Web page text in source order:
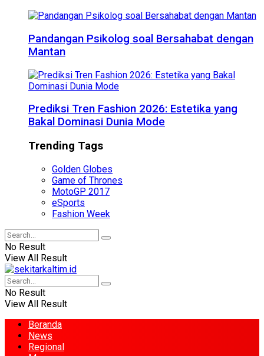
Pandangan Psikolog soal Bersahabat dengan
Mantan
Prediksi Tren Fashion 2026: Estetika yang
Bakal Dominasi Dunia Mode
Trending Tags
Golden Globes
Game of Thrones
MotoGP 2017
eSports
Fashion Week
No Result
View All Result
No Result
View All Result
Beranda
News
Regional